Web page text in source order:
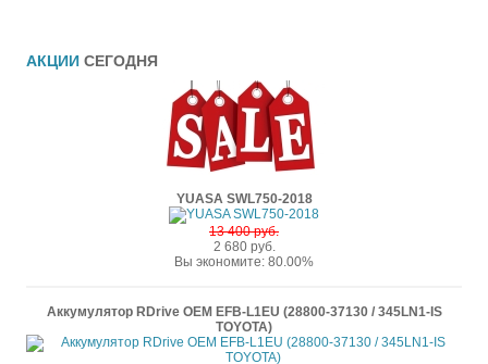
АКЦИИ СЕГОДНЯ
YUASA SWL750-2018
13 400 руб.
2 680 руб.
Вы экономите: 80.00%
Аккумулятор RDrive OEM EFB-L1EU (28800-37130 / 345LN1-IS
TOYOTA)